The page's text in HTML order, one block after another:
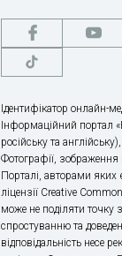
Ідентифікатор онлайн-
Інформаційний портал
російську та
Фотографії, зображення
Порталі, авторами яких
ліцензії Creative
може не поділяти точку
спростуванню та
відповідальність несе